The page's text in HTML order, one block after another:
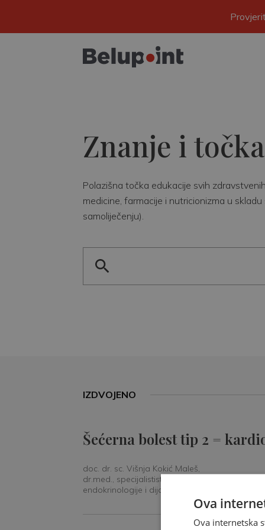
Znanje i točka
Polazišna točka edukacije svih
medicine, farmacije i nutricionizma u
samoliječenju).
IZDVOJENO
Šećerna bolest tip 2 =
doc. dr. sc. Višnja Kokić Maleš,
dr.med., specijalististica
endokrinologije i dijabetologije
Ova
Ova internetska